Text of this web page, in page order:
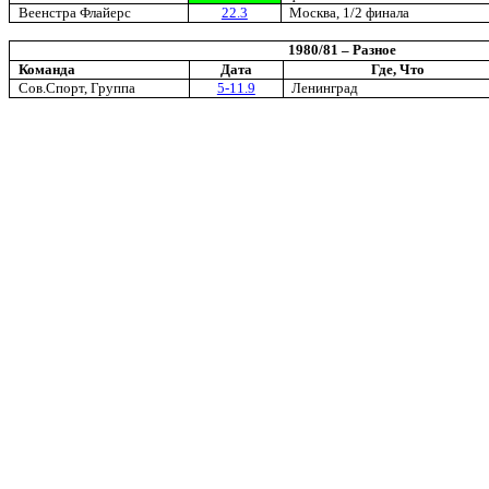
Веенстра Флайерс
22.3 Москва, 1/2 финала
1980/81 – Разное
Команда
Дата Где, Что
Сов.Спорт, Группа
5-11.9 Ленинград